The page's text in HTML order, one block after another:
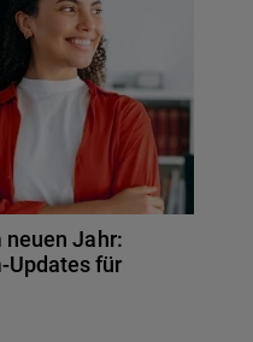
neuen Jahr:
Updates für